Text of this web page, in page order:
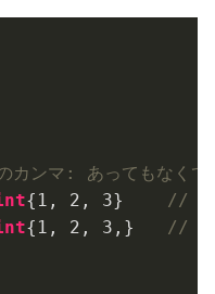
カンマ: あってもなくて
{ 1 , 2 , 3} //
{ 1 , 2 , 3 ,} //